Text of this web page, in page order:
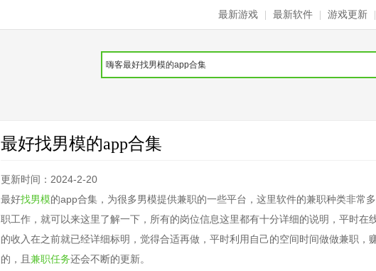
最新游戏 最新软件 游戏更新
最好找男模的app合集
更新时间：2024-2-20
最好找男模的app合集，为很多男模提供兼职的一些平台，这里软件的兼职种类非常
职工作，就可以来这里了解一下，所有的岗位信息这里都有十分详细的说明，平时在
的收入在之前就已经详细标明，觉得合适再做，平时利用自己的空间时间做做兼职，
的，且 兼职任务还会不断的更新。